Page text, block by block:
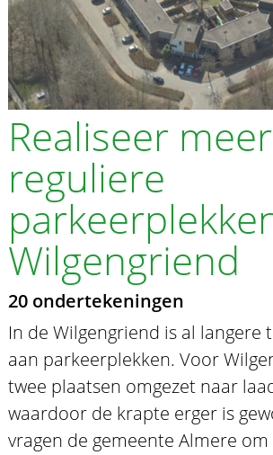
Realiseer meer
reguliere
Wilgengriend
20 ondertekeningen
In de Wilgengriend is al langere
aan parkeerplekken. Voor
twee plaatsen omgezet naar
waardoor de krapte erger is
vragen de gemeente Almere